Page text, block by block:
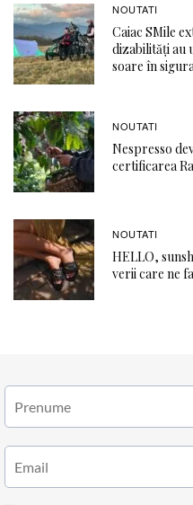
NOUTATI
Caiac SMile
dizabilități au
soare în
NOUTATI
Nespresso
certificarea
NOUTATI
HELLO,
verii care ne